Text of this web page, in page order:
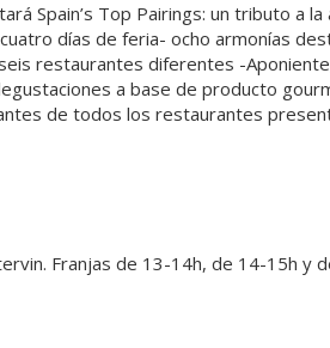
Spain’s Top Pairings: un tributo a
días de feria- ocho armonías
restaurantes diferentes -
a base de producto
de todos los restaurantes
Franjas de 13-14h, de 14-15h y